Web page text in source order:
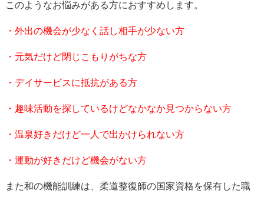
このようなお悩みがある方におすすめします。
・外出の機会が少なく話し相手が少ない方
・元気だけど閉じこもりがちな方
・デイサービスに抵抗がある方
・趣味活動を探しているけどなかなか見つからない方
・温泉好きだけど一人で出かけられない方
・運動が好きだけど機会がない方
また和の機能訓練は、柔道整復師の国家資格を保有した職